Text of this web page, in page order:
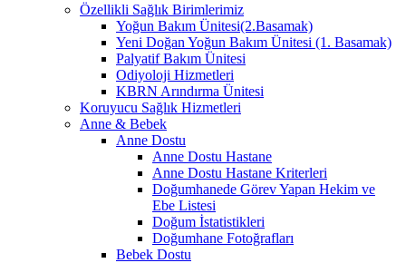
Özellikli Sağlık Birimlerimiz
Yoğun Bakım Ünitesi(2.Basamak)
Yeni Doğan Yoğun Bakım Ünitesi (1. Basamak)
Palyatif Bakım Ünitesi
Odiyoloji Hizmetleri
KBRN Arındırma Ünitesi
Koruyucu Sağlık Hizmetleri
Anne & Bebek
Anne Dostu
Anne Dostu Hastane
Anne Dostu Hastane Kriterleri
Doğumhanede Görev Yapan Hekim ve
Ebe Listesi
Doğum İstatistikleri
Doğumhane Fotoğrafları
Bebek Dostu